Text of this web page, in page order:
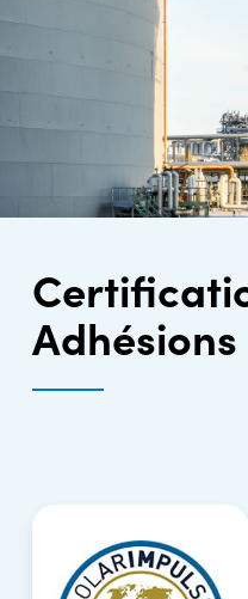
Adhésions